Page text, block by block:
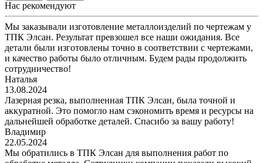
Нас рекомендуют
Мы заказывали изготовление металлоизделий по чертежам у
ТПК Элсан. Результат превзошел все наши ожидания. Все
детали были изготовлены точно в соответствии с чертежами,
и качество работы было отличным. Будем рады продолжить
сотрудничество!
Наталья
13.08.2024
Лазерная резка, выполненная ТПК Элсан, была точной и
аккуратной. Это помогло нам сэкономить время и ресурсы на
дальнейшей обработке деталей. Спасибо за вашу работу!
Владимир
22.05.2024
Мы обратились в ТПК Элсан для выполнения работ по